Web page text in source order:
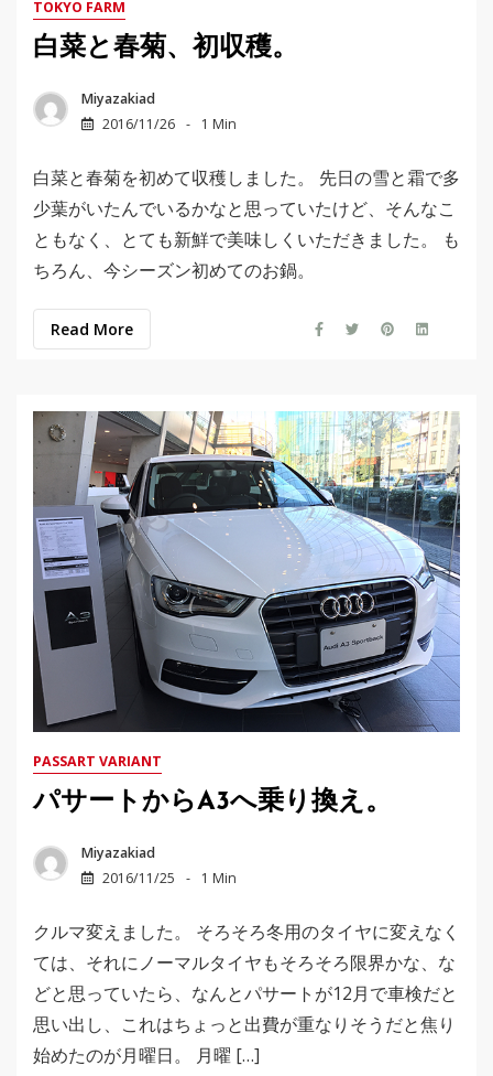
TOKYO FARM
白菜と春菊、初収穫。
Miyazakiad
2016/11/26
1 Min
白菜と春菊を初めて収穫しました。 先日の雪と霜で多
少葉がいたんでいるかなと思っていたけど、そんなこ
ともなく、とても新鮮で美味しくいただきました。 も
ちろん、今シーズン初めてのお鍋。
Read More
PASSART VARIANT
パサートからA3へ乗り換え。
Miyazakiad
2016/11/25
1 Min
クルマ変えました。 そろそろ冬用のタイヤに変えなく
ては、それにノーマルタイヤもそろそろ限界かな、な
どと思っていたら、なんとパサートが12月で車検だと
思い出し、これはちょっと出費が重なりそうだと焦り
始めたのが月曜日。 月曜 […]